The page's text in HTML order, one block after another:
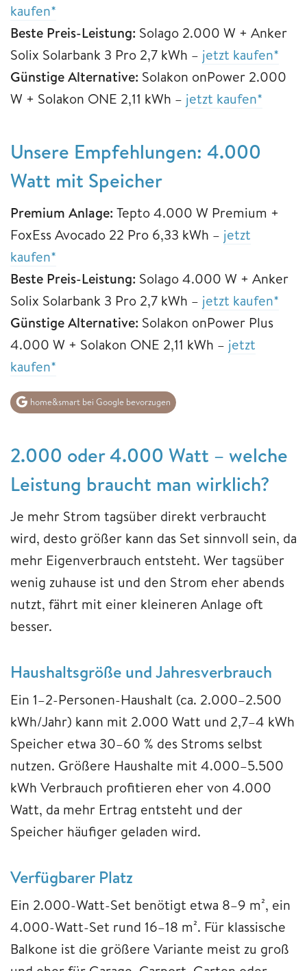
kaufen*
Beste Preis-Leistung: Solago 2.000 W + Anker
Solix Solarbank 3 Pro 2,7 kWh – jetzt kaufen*
Günstige Alternative: Solakon onPower 2.000
W + Solakon ONE 2,11 kWh – jetzt kaufen*
Unsere Empfehlungen: 4.000
Watt mit Speicher
Premium Anlage: Tepto 4.000 W Premium +
FoxEss Avocado 22 Pro 6,33 kWh – jetzt
kaufen*
Beste Preis-Leistung: Solago 4.000 W + Anker
Solix Solarbank 3 Pro 2,7 kWh – jetzt kaufen*
Günstige Alternative: Solakon onPower Plus
4.000 W + Solakon ONE 2,11 kWh – jetzt
kaufen*
home&smart bei Google bevorzugen
2.000 oder 4.000 Watt – welche
Leistung braucht man wirklich?
Je mehr Strom tagsüber direkt verbraucht
wird, desto größer kann das Set sinnvoll sein, da
mehr Eigenverbrauch entsteht. Wer tagsüber
wenig zuhause ist und den Strom eher abends
nutzt, fährt mit einer kleineren Anlage oft
besser.
Haushaltsgröße und Jahresverbrauch
Ein 1–2-Personen-Haushalt (ca. 2.000–2.500
kWh/Jahr) kann mit 2.000 Watt und 2,7–4 kWh
Speicher etwa 30–60 % des Stroms selbst
nutzen. Größere Haushalte mit 4.000–5.500
kWh Verbrauch profitieren eher von 4.000
Watt, da mehr Ertrag entsteht und der
Speicher häufiger geladen wird.
Verfügbarer Platz
Ein 2.000-Watt-Set benötigt etwa 8–9 m², ein
4.000-Watt-Set rund 16–18 m². Für klassische
Balkone ist die größere Variante meist zu groß